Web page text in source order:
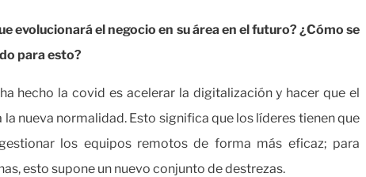
evolucionará el negocio en su área en el futuro? ¿Cómo se
para esto?
hecho la covid es acelerar la digitalización y hacer que el
nueva normalidad. Esto significa que los líderes tienen que
los equipos remotos de forma más eficaz; para
esto supone un nuevo conjunto de destrezas.